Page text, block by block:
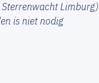
Limburg)
is niet nodig